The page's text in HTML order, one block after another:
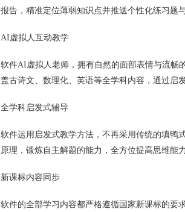
报告，精准定位薄弱知识点并推送个性化练习题
AI虚拟人互动教学
软件AI虚拟人老师，拥有自然的面部表情与流畅
盖古诗文、数理化、英语等全学科内容，通过启
全学科启发式辅导
软件运用启发式教学方法，不再采用传统的填鸭
原理，锻炼自主解题的能力，全方位提高思维能
新课标内容同步
软件的全部学习内容都严格遵循国家新课标的要